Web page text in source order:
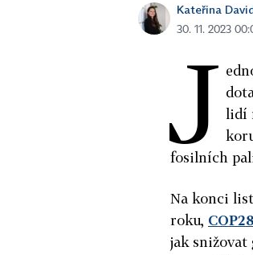
Kateřina
30. 11. 2023
J lidí
fosilních
Na konci
roku, COP28
jak snižovat